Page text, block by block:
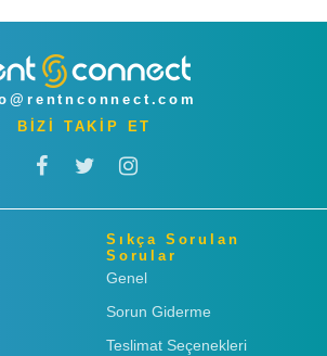
BİZİ TAKİP ET
Sıkça Sorulan
Sorular
Genel
Sorun Giderme
Teslimat Seçenekleri